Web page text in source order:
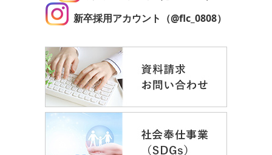
新卒採用アカウント（@flc_0808）